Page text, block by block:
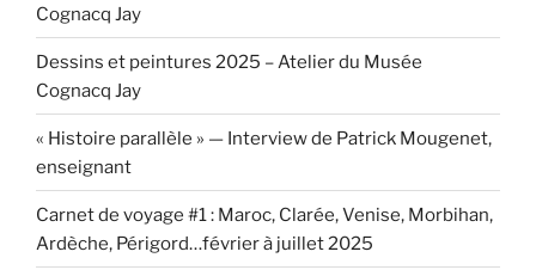
Cognacq Jay
Dessins et peintures 2025 – Atelier du Musée
Cognacq Jay
« Histoire parallèle » — Interview de Patrick Mougenet,
enseignant
Carnet de voyage #1 : Maroc, Clarée, Venise, Morbihan,
Ardèche, Périgord…février à juillet 2025